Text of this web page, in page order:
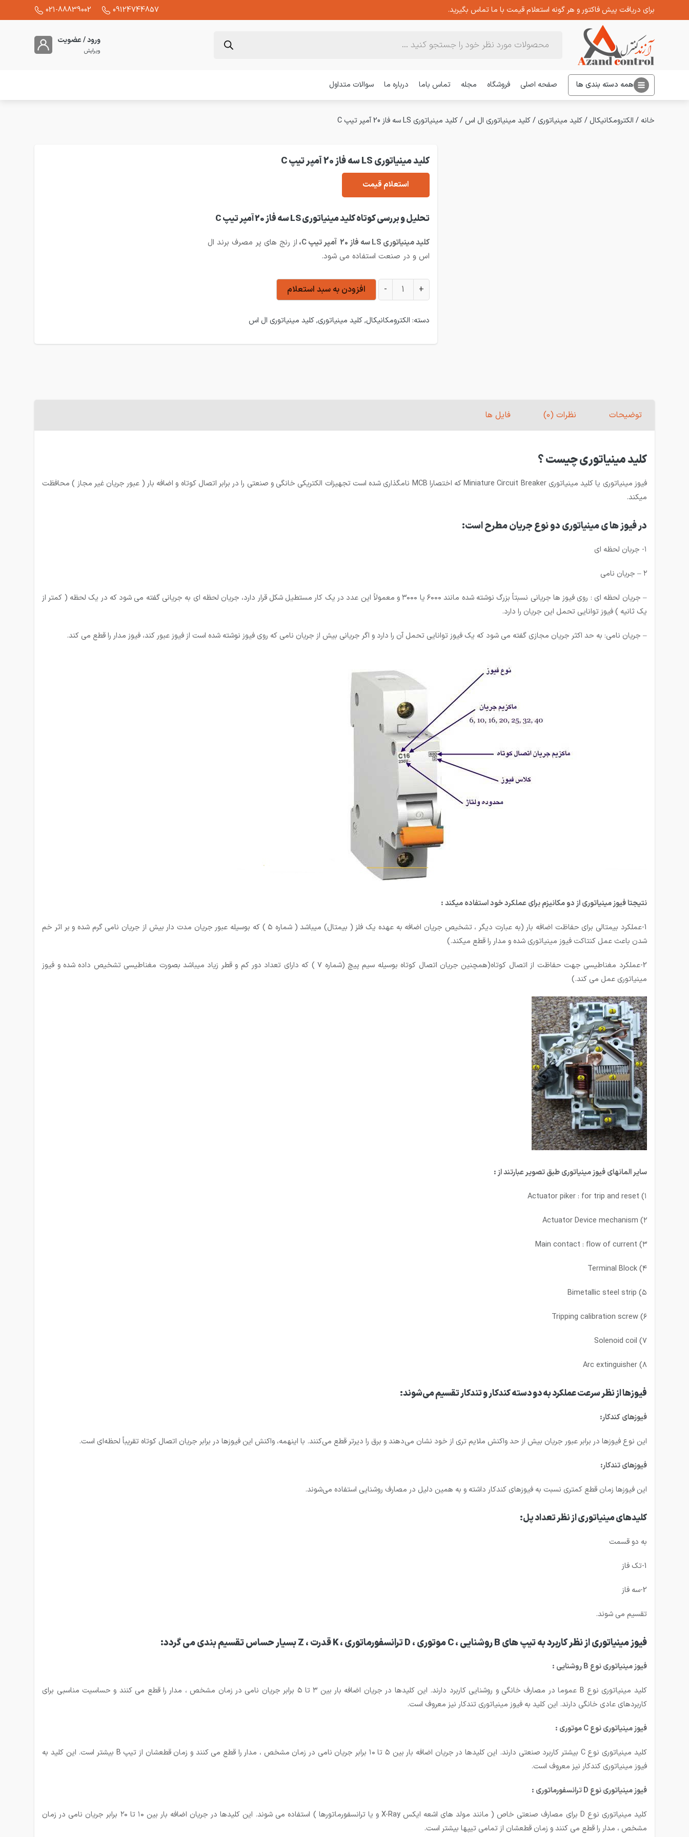
برای دریافت پیش فاکتور و هر گونه استعلام قیمت با ما تماس بگیرید. 09124744857
021-88839002
ورود / عضویت
ویرایش
همه دسته بندی ها صفحه اصلی فروشگاه مجله تماس باما درباره ما سوالات متداول
خانه / الکترومکانیکال /کلید مینیاتوری /کلید مینیاتوری ال اس /کلید مینیاتوری LS سه فاز 20 آمپر تیپ C
کلید مینیاتوری LS سه فاز 20 آمپر تیپ C
استعلام قیمت
تحلیل و بررسی کوتاه کلید مینیاتوری LS سه فاز 20 آمپر تیپ C
کلید مینیاتوری LS سه فاز 20 آمپر تیپ C،
از رنج های پر مصرف برند ال
اس و در صنعت استفاده می شود.
کلید مینیاتوری LS سه فاز 20 آمپر تیپ C عدد
+
- افزودن به سبد استعلام
دسته: الکترومکانیکال,کلید مینیاتوری,کلید مینیاتوری ال اس
توضیحات نظرات (0) فایل ها
کلید مینیاتوری چیست ؟
فیوز مینیاتوری یا کلید مینیاتوری Miniature Circuit Breaker که اختصارا MCB نامگذاری شده است تجهیزات الکتریکی خانگی و صنعتی را در برابر اتصال کوتاه و اضافه بار ( عبور جریان غیر مجاز ) محافظت
میکند.
در فیوز ها ی مینیاتوری دو نوع جریان مطرح است:
۱- جربان لحظه ای
۲ – جریان نامی
– جریان لحظه ای : روی فیوز ها جریانی نسبتاً بزرگ نوشته شده مانند ۶۰۰۰ یا ۳۰۰۰ و معمولاً این عدد در یک کار مستطیل شکل قرار دارد، جریان لحظه ای به جریانی گفته می شود که در یک لحظه ( کمتر از
یک ثانیه ) فیوز توانایی تحمل این جریان را دارد.
– جریان نامی: به حد اکثر جریان مجازی گفته می شود که یک فیوز توانایی تحمل آن را دارد و اگر جریانی بیش از جریان نامی که روی فیوز نوشته شده است از فیوز عبور کند، فیوز مدار را قطع می کند.
نتیجتا فیوز مینیاتوری از دو مکانیزم برای عملکرد خود استفاده میکند :
1-عملکرد بیمتالی برای حفاظت اضافه بار (به عبارت دیگر ، تشخیص جریان اضافه به عهده یک فلز ( بیمتال) میباشد ( شماره ۵ ) که بوسیله عبور جریان مدت دار بیش از جریان نامی گرم شده و بر اثر خم
شدن باعث عمل کنتاکت فیوز مینیاتوری شده و مدار را قطع میکند.)
2-عملکرد مغناطیسی جهت حفاظت از اتصال کوتاه(همچنین جریان اتصال کوتاه بوسیله سیم پیچ (شماره ۷ ) که دارای تعداد دور کم و قطر زیاد میباشد بصورت مغناطیسی تشخیص داده شده و فیوز
مینیاتوری عمل می کند.)
سایر المانهای فیوز مینیاتوری طبق تصویر عبارتند از :
۱) Actuator piker : for trip and reset
۲) Actuator Device mechanism
۳) Main contact : flow of current
۴) Terminal Block
۵) Bimetallic steel strip
۶) Tripping calibration screw
۷) Solenoid coil
۸) Arc extinguisher
فیوزها از نظر سرعت عملکرد به دو دسته کندکار و تندکار تقسیم می‌شوند:
فیوزهای کندکار:
این نوع فیوزها در برابر عبور جریان بیش از حد واکنش ملایم تری از خود نشان می‌دهند و برق را دیرتر قطع می‌کنند. با اینهمه، واکنش این فیوزها در برابر جریان اتصال کوتاه تقریباً لحظه‌ای است.
فیوزهای تندکار:
این فیوزها زمان قطع کمتری نسبت به فیوزهای کندکار داشته و به همین دلیل در مصارف روشنایی استفاده می‌شوند.
کلیدهای مینیاتوری از نظر تعداد پل:
به دو قسمت
1-تک فاز
2-سه فاز
تقسیم می شوند.
فیوز مینیاتوری از نظر کاربرد به تیپ های B روشنایی ، C موتوری ، D ترانسفورماتوری ، K قدرت ، Z بسیار حساس تقسیم بندی می گردد:
فیوز مینیاتوری نوع Bروشنایی :
کلید مینیاتوری نوع B عموما در مصارف خانگی و روشنایی کاربرد دارند. این کلیدها در جریان اضافه بار بین ۳ تا ۵ برابر جریان نامی در زمان مشخص ، مدار را قطع می کنند و حساسیت مناسبی برای
کاربردهای عادی خانگی دارند. این کلید به فیوز مینیاتوری تندکار نیز معروف است.
فیوز مینیاتوری نوعCموتوری :
کلید مینیاتوری نوع C بیشتر کاربرد صنعتی دارند. این کلیدها در جریان اضافه بار بین ۵ تا ۱۰ برابر جریان نامی در زمان مشخص ، مدار را قطع می کنند و زمان قطعشان از تیپ B بیشتر است. این کلید به
فیوز مینیاتوری کندکار نیز معروف است.
فیوز مینیاتوری نوع Dترانسفورماتوری :
کلید مینیاتوری نوع D برای مصارف صنعتی خاص ( مانند مولد های اشعه ایکس X-Ray و یا ترانسفورماتورها ) استفاده می شوند. این کلیدها در جریان اضافه بار بین ۱۰ تا ۲۰ برابر جریان نامی در زمان
مشخص ، مدار را قطع می کنند و زمان قطعشان از تمامی تیپها بیشتر است.